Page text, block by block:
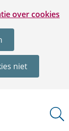
over cookies
niet